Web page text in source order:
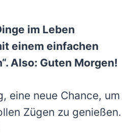
im Leben
einem einfachen
Also: Guten Morgen!
eine neue Chance, um
Zügen zu genießen.